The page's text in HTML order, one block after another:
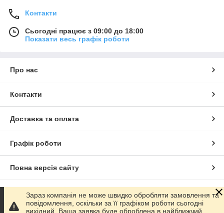
Контакти
Сьогодні працює з 09:00 до 18:00
Показати весь графік роботи
Про нас
Контакти
Доставка та оплата
Графік роботи
Повна версія сайту
Сайт створено на маркетплейсіProm.ua
Зараз компанія не може швидко обробляти замовлення та
повідомлення, оскільки за її графіком роботи сьогодні
вихідний. Ваша заявка буде оброблена в найближчий